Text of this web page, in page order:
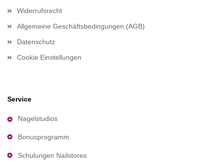
Widerrufsrecht
Allgemeine Geschäftsbedingungen (AGB)
Datenschutz
Cookie Einstellungen
Service
Nagelstudios
Bonusprogramm
Schulungen Nailstores